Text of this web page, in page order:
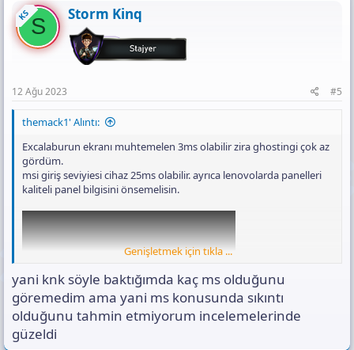
KSS Storm Kinq
12 Ağu 2023 #5
themack1' Alıntı:
Excalaburun ekranı muhtemelen 3ms olabilir zira ghostingi çok az
gördüm.
msi giriş seviyiesi cihaz 25ms olabilir. ayrıca lenovolarda panelleri
kaliteli panel bilgisini önsemelisin.
Genişletmek için tıkla ...
yani knk söyle baktığımda kaç ms olduğunu
göremedim ama yani ms konusunda sıkıntı
olduğunu tahmin etmiyorum incelemelerinde
güzeldi